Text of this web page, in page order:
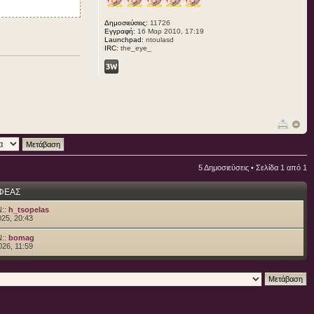
Δημοσιεύσεις: 11726
Εγγραφή: 16 Μαρ 2010, 17:19
Launchpad: ntoulasd
IRC: the_eye_
5 Δημοσιεύσεις • Σελίδα 1 από 1
h_tsopelas
20:43
bomag
11:59